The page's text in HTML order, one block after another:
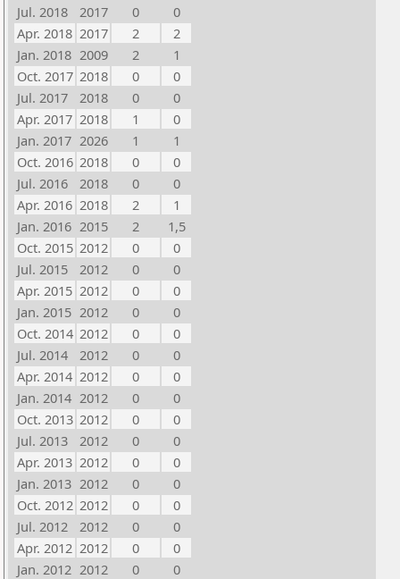
Jul. 2018
2017 0
0
Apr. 2018 2017 2
2
Jan. 2018 2009 2
1
Oct. 2017 2018 0
0
Jul. 2017
2018 0
0
Apr. 2017 2018 1
0
Jan. 2017 2026 1
1
Oct. 2016 2018 0
0
Jul. 2016
2018 0
0
Apr. 2016 2018 2
1
Jan. 2016 2015 2
1,5
Oct. 2015 2012 0
0
Jul. 2015
2012 0
0
Apr. 2015 2012 0
0
Jan. 2015 2012 0
0
Oct. 2014 2012 0
0
Jul. 2014
2012 0
0
Apr. 2014 2012 0
0
Jan. 2014 2012 0
0
Oct. 2013 2012 0
0
Jul. 2013
2012 0
0
Apr. 2013 2012 0
0
Jan. 2013 2012 0
0
Oct. 2012 2012 0
0
Jul. 2012
2012 0
0
Apr. 2012 2012 0
0
Jan. 2012 2012 0
0